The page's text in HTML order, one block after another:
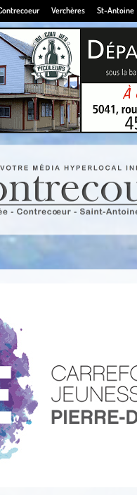
Verchères St-Antoine